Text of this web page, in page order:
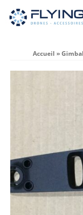
Accueil »